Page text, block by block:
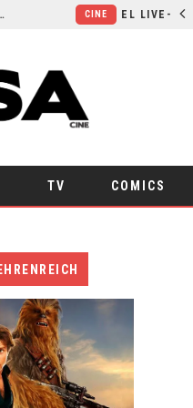
TV COMICS